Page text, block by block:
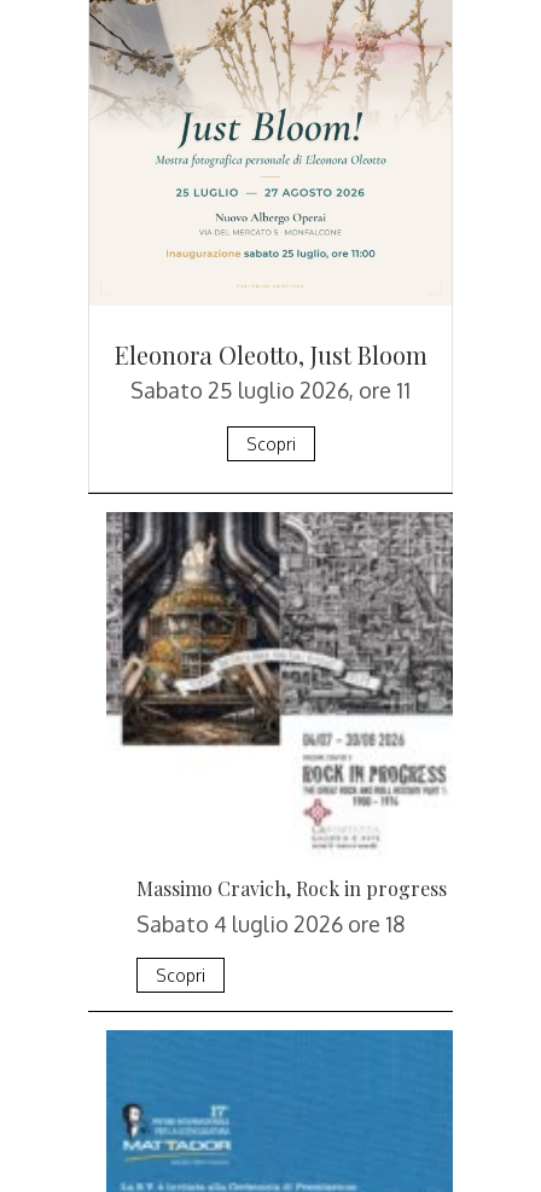
Eleonora Oleotto, Just Bloom
Sabato 25 luglio 2026, ore 11
Scopri
Massimo Cravich, Rock in progress
Sabato 4 luglio 2026 ore 18
Scopri